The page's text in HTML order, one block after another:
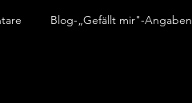
Blog-„Gefällt mir"-Angaben